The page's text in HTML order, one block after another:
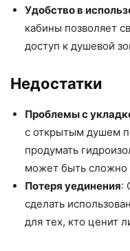
Удобство в
кабины позволяет
доступ к душевой
Недостатки
Проблемы с
с открытым душем
продумать
может быть сложно
Потеря уединения:
сделать
для тех, кто ценит